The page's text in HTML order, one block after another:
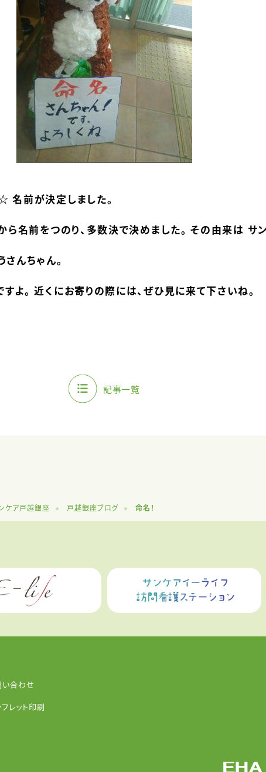
名前が決定しました。
名前をつのり、多数決で決めました。 その由来は サ
んちゃん。
よ。 近くにお寄りの際には、ぜひ見に来て下さいね。
記事一覧
ケア戸越銀座 戸越銀座ブログ 命名！
い合わせ
レット印刷